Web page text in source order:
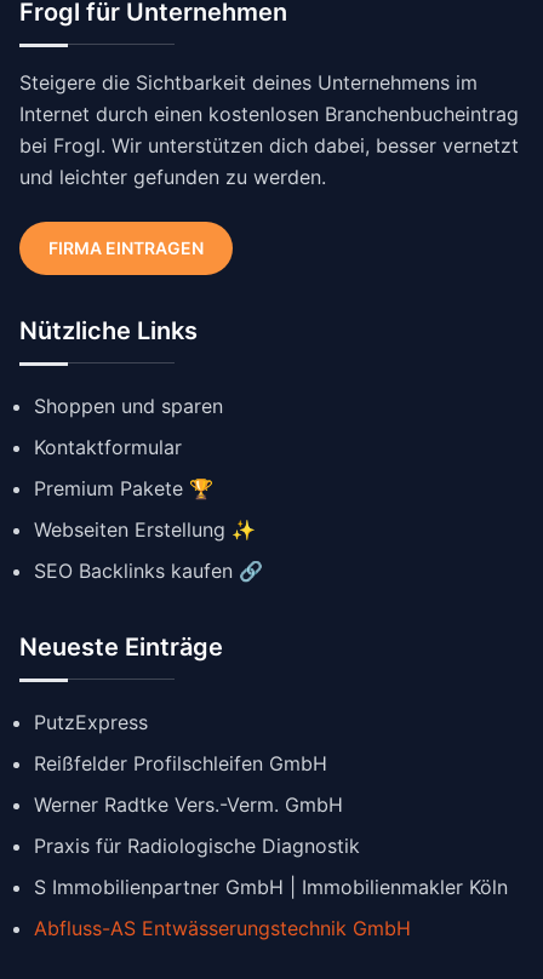
Frogl für Unternehmen
Steigere die Sichtbarkeit deines Unternehmens im
Internet durch einen kostenlosen Branchenbucheintrag
bei Frogl. Wir unterstützen dich dabei, besser vernetzt
und leichter gefunden zu werden.
FIRMA EINTRAGEN
Nützliche Links
Shoppen und sparen
Kontaktformular
Premium Pakete 🏆
Webseiten Erstellung ✨
SEO Backlinks kaufen 🔗
Neueste Einträge
PutzExpress
Reißfelder Profilschleifen GmbH
Werner Radtke Vers.-Verm. GmbH
Praxis für Radiologische Diagnostik
S Immobilienpartner GmbH | Immobilienmakler Köln
Abfluss-AS Entwässerungstechnik GmbH